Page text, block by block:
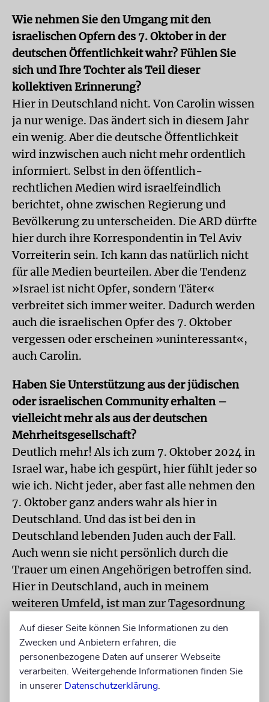
Wie nehmen Sie den Umgang mit den
israelischen Opfern des 7. Oktober in der
deutschen Öffentlichkeit wahr? Fühlen Sie
sich und Ihre Tochter als Teil dieser
kollektiven Erinnerung?
Hier in Deutschland nicht. Von Carolin wissen
ja nur wenige. Das ändert sich in diesem Jahr
ein wenig. Aber die deutsche Öffentlichkeit
wird inzwischen auch nicht mehr ordentlich
informiert. Selbst in den öffentlich-
rechtlichen Medien wird israelfeindlich
berichtet, ohne zwischen Regierung und
Bevölkerung zu unterscheiden. Die ARD dürfte
hier durch ihre Korrespondentin in Tel Aviv
Vorreiterin sein. Ich kann das natürlich nicht
für alle Medien beurteilen. Aber die Tendenz
»Israel ist nicht Opfer, sondern Täter«
verbreitet sich immer weiter. Dadurch werden
auch die israelischen Opfer des 7. Oktober
vergessen oder erscheinen »uninteressant«,
auch Carolin.
Haben Sie Unterstützung aus der jüdischen
oder israelischen Community erhalten –
vielleicht mehr als aus der deutschen
Mehrheitsgesellschaft?
Deutlich mehr! Als ich zum 7. Oktober 2024 in
Israel war, habe ich gespürt, hier fühlt jeder so
wie ich. Nicht jeder, aber fast alle nehmen den
7. Oktober ganz anders wahr als hier in
Deutschland. Und das ist bei den in
Deutschland lebenden Juden auch der Fall.
Auch wenn sie nicht persönlich durch die
Trauer um einen Angehörigen betroffen sind.
Hier in Deutschland, auch in meinem
weiteren Umfeld, ist man zur Tagesordnung
Freunde und die Familie, wie es mir oder uns
geht. Anders die jüdische und israelische
Community. Von dort werde ich häufiger
gefragt, wie es mir gehe. Die
Auf dieser Seite können Sie Informationen zu den
Zwecken und Anbietern erfahren, die
personenbezogene Daten auf unserer Webseite
verarbeiten. Weitergehende Informationen finden Sie
in unserer Datenschutzerklärung.